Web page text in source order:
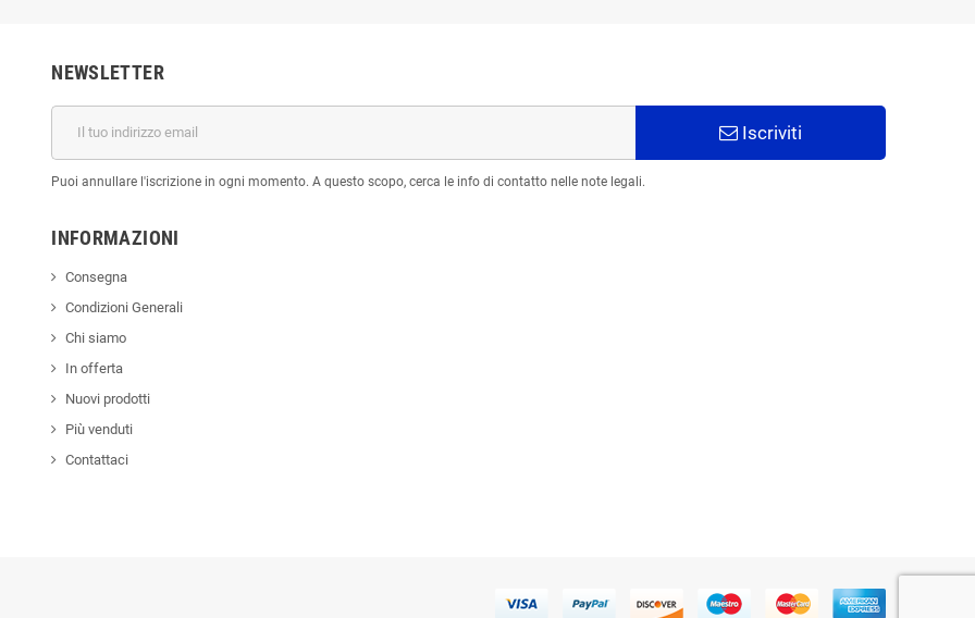
NEWSLETTER
Iscriviti
Puoi annullare l'iscrizione in ogni momento. A questo scopo, cerca le info di contatto nelle note legali.
INFORMAZIONI
Consegna
Condizioni Generali
Chi siamo
In offerta
Nuovi prodotti
Più venduti
Contattaci